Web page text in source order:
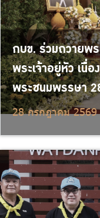
กบข. ร่วมถวายพ
พระเจ้าอยู่หัว เนื่อ
พระชนมพรรษา
28 กรกฎาคม 2569